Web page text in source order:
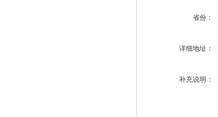
省份：
详细地址：
补充说明：